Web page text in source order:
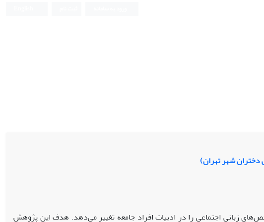
دختران شهر تهران)
زبانی اجتماعی را در ادبیات افراد جامعه تغییر می‌دهد. هدف این پژوهش